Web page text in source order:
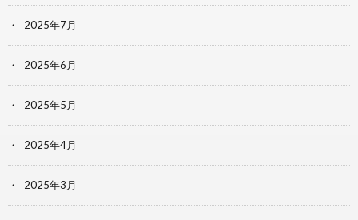
2025年7月
2025年6月
2025年5月
2025年4月
2025年3月